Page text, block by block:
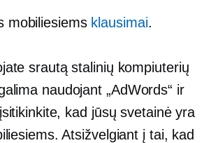
mobiliesiems klausimai.
srautą stalinių kompiuterių
naudojant „AdWords“ ir
kad jūsų svetainė yra
Atsižvelgiant į tai, kad